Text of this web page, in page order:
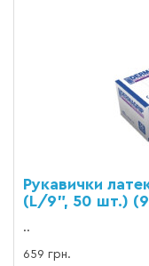
Рукавички
(L/9", 50 шт.)
..
659 грн.